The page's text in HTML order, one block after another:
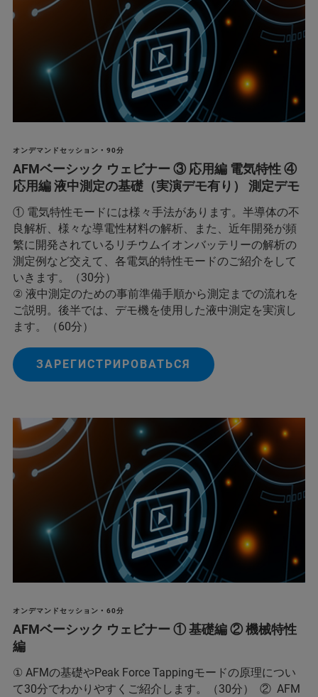
オンデマンドセッション • 90分
AFMベーシック ウェビナー ③ 応用編 電気特性 ④
応用編 液中測定の基礎（実演デモ有り） 測定デモ
① 電気特性モードには様々手法があります。半導体の不
良解析、様々な導電性材料の解析、また、近年開発が頻
繁に開発されているリチウムイオンバッテリーの解析の
測定例など交えて、各電気的特性モードのご紹介をして
いきます。（30分）
② 液中測定のための事前準備手順から測定までの流れを
ご説明。後半では、デモ機を使用した液中測定を実演し
ます。（60分）
ЗАРЕГИСТРИРОВАТЬСЯ
オンデマンドセッション • 60分
AFMベーシック ウェビナー ① 基礎編 ② 機械特性
編
① AFMの基礎やPeak Force Tappingモードの原理につい
て30分でわかりやすくご紹介します。（30分） ② AFM